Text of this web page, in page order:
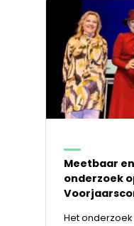
Meetbaar
onderzoek
Het